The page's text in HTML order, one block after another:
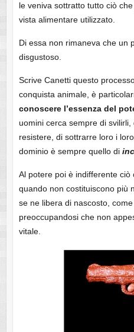
le veniva sottratto tutto ciò
vista alimentare utilizzato.
Di essa non rimaneva che un
disgustoso.
Scrive Canetti questo
conquista animale, è
conoscere l’essenza del
uomini cerca sempre di
resistere, di sottrarre loro i
dominio è sempre quello di
Al potere poi è indifferente
quando non costituiscono più
se ne libera di nascosto,
preoccupandosi che non
vitale.